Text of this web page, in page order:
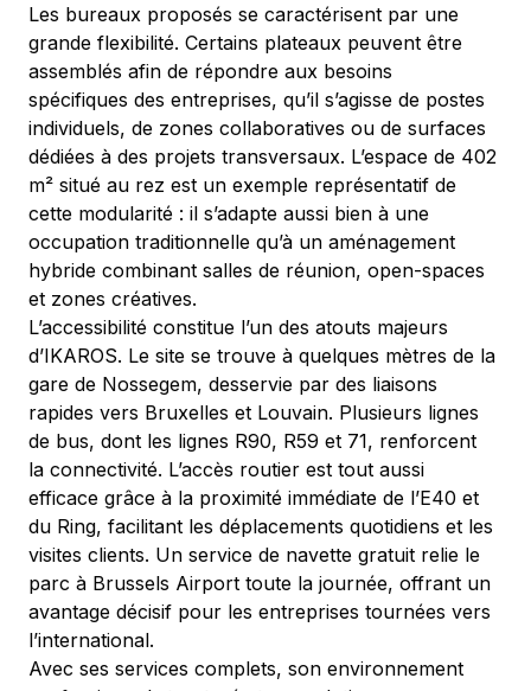
Les bureaux proposés se caractérisent par une
grande flexibilité. Certains plateaux peuvent être
assemblés afin de répondre aux besoins
spécifiques des entreprises, qu’il s’agisse de postes
individuels, de zones collaboratives ou de surfaces
dédiées à des projets transversaux. L’espace de 402
m² situé au rez est un exemple représentatif de
cette modularité : il s’adapte aussi bien à une
occupation traditionnelle qu’à un aménagement
hybride combinant salles de réunion, open-spaces
et zones créatives.
L’accessibilité constitue l’un des atouts majeurs
d’IKAROS. Le site se trouve à quelques mètres de la
gare de Nossegem, desservie par des liaisons
rapides vers Bruxelles et Louvain. Plusieurs lignes
de bus, dont les lignes R90, R59 et 71, renforcent
la connectivité. L’accès routier est tout aussi
efficace grâce à la proximité immédiate de l’E40 et
du Ring, facilitant les déplacements quotidiens et les
visites clients. Un service de navette gratuit relie le
parc à Brussels Airport toute la journée, offrant un
avantage décisif pour les entreprises tournées vers
l’international.
Avec ses services complets, son environnement